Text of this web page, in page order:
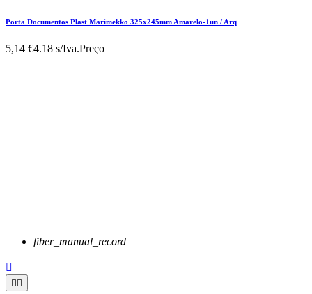
Porta Documentos Plast Marimekko 325x245mm Amarelo-1un / Arq
5,14 €4.18 s/Iva.Preço
fiber_manual_record

 